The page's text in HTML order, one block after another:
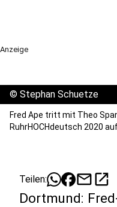
Anzeige
© Stephan Schuetze
Fred Ape tritt mit Theo
RuhrHOCHdeutsch 2020
Teilen: mailopen_in_new
Dortmund: